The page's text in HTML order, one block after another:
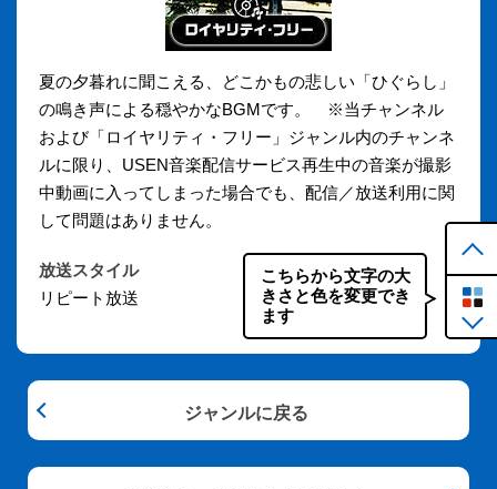
夏の夕暮れに聞こえる、どこかもの悲しい「ひぐらし」
の鳴き声による穏やかなBGMです。 ※当チャンネル
および「ロイヤリティ・フリー」ジャンル内のチャンネ
ルに限り、USEN音楽配信サービス再生中の音楽が撮影
中動画に入ってしまった場合でも、配信／放送利用に関
して問題はありません。
放送スタイル
リピート放送
ジャンルに戻る
こちらから文字の大
きさと色を変更でき
ます